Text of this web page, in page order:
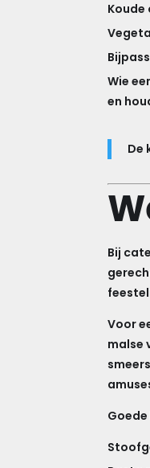
Wie
en
De
Bij
Voor
malse